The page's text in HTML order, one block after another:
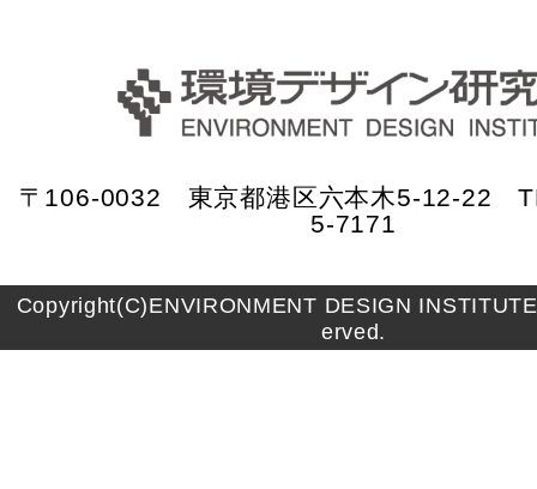
〒106-0032 東京都港区六本木5-12-22
5-7171
Copyright(C)ENVIRONMENT DESIGN
erved.